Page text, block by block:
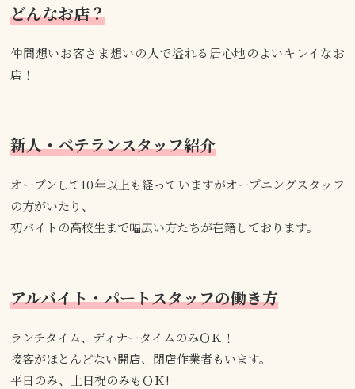
どんなお店？
仲間想いお客さま想いの人で溢れる居心地のよいキレイなお
店！
新人・ベテランスタッフ紹介
オープンして10年以上も経っていますがオープニングスタッフ
の方がいたり、
初バイトの高校生まで幅広い方たちが在籍しております。
アルバイト・パートスタッフの働き方
ランチタイム、ディナータイムのみＯＫ！
接客がほとんどない開店、閉店作業者もいます。
平日のみ、土日祝のみもＯＫ!